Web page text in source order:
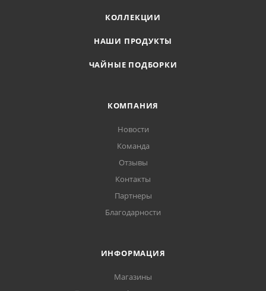
КОЛЛЕКЦИИ
НАШИ ПРОДУКТЫ
ЧАЙНЫЕ ПОДБОРКИ
КОМПАНИЯ
Новости
Команда
Отзывы
Контакты
Партнеры
Благодарности
ИНФОРМАЦИЯ
Магазины